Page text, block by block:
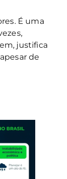
É uma
justifica
de